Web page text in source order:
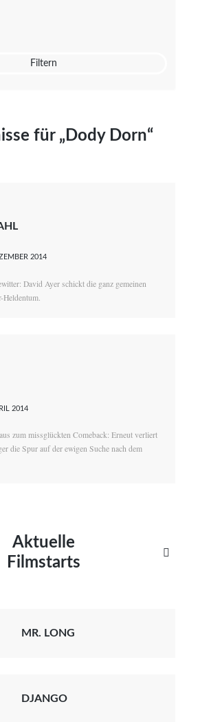
Filtern
für „Dody Dorn“
2014
David Ayer schickt die ganz gemeinen
Heldentum.
2014
zum missglückten Comeback: Erneut verliert
die Spur auf der ewigen Suche nach dem
Aktuelle
Filmstarts

MR. LONG
DJANGO